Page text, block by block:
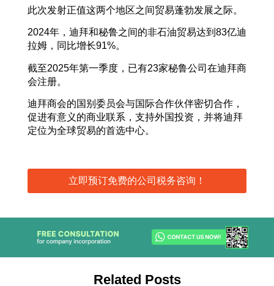
此次发射正值这两个地区之间贸易蓬勃发展之际。
2024年，迪拜和秘鲁之间的非石油贸易达到83亿迪
拉姆，同比增长91%。
截至2025年第一季度，已有23家秘鲁公司在迪拜商
会注册。
迪拜商会的国别委员会与国际合作伙伴密切合作，
促进有意义的商业联系，支持外国投资，并将迪拜
定位为全球贸易的首选中心。
立即预订免费的公司税务咨询！
Related Posts